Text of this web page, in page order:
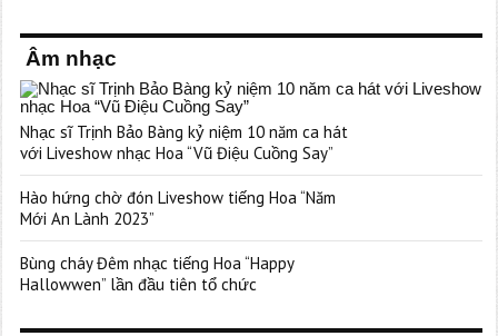
Âm nhạc
Nhạc sĩ Trịnh Bảo Bàng kỷ niệm 10 năm ca hát
với Liveshow nhạc Hoa “Vũ Điệu Cuồng Say”
Hào hứng chờ đón Liveshow tiếng Hoa “Năm
Mới An Lành 2023”
Bùng cháy Đêm nhạc tiếng Hoa “Happy
Hallowwen” lần đầu tiên tổ chức